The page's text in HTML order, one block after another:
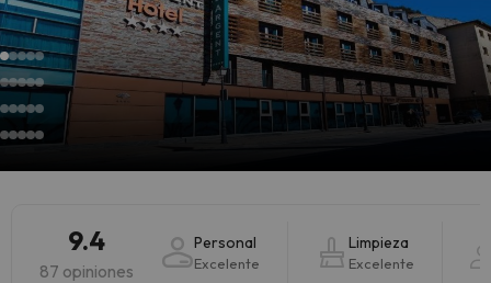
9.4
87 opiniones
Personal
Excelente
Limpieza
Excelente